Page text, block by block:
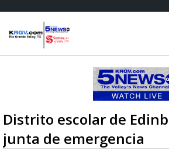
Distrito escolar de
junta de emergencia